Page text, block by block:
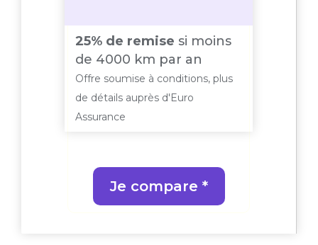
25% de remise si moins
de 4000 km par an
Offre soumise à conditions, plus
de détails auprès d'Euro
Assurance
Je compare *